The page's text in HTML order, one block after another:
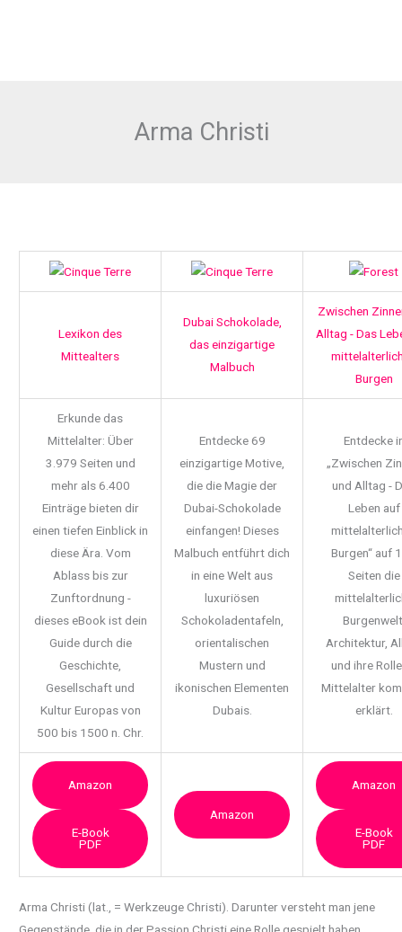
Arma Christi
Lexikon des
Mittealters
Dubai Schokolade,
das einzigartige
Malbuch
Zwischen
Alltag - Das
Burgen
Erkunde das
Mittelalter: Über
3.979 Seiten und
mehr als 6.400
Einträge bieten dir
einen tiefen Einblick in
diese Ära. Vom
Ablass bis zur
Zunftordnung -
dieses eBook ist dein
Guide durch die
Geschichte,
Gesellschaft und
Kultur Europas von
500 bis 1500 n. Chr.
Entdecke 69
einzigartige Motive,
die die Magie der
Dubai-Schokolade
einfangen! Dieses
Malbuch entführt dich
in eine Welt aus
luxuriösen
Schokoladentafeln,
orientalischen
Mustern und
ikonischen Elementen
Dubais.
Entdecke
„Zwischen
und Alltag -
Leben auf
Burgen“ auf
Seiten die
Architektur,
und ihre
Mittelalter
erklärt.
Amazon
E-Book
PDF
Amazon
Amazon
E-Book
PDF
Arma Christi (lat., = Werkzeuge Christi). Darunter versteht man jene